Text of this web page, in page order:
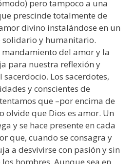
pero tampoco a una
prescinde totalmente de
divino instalándose en un
solidario y humanitario.
mandamiento del amor y la
para nuestra reflexión y
Los sacerdotes,
y conscientes de
que –por encima de
olvide que Dios es amor. Un
y se hace presente en cada
que, cuando se consagra y
a desvivirse con pasión y sin